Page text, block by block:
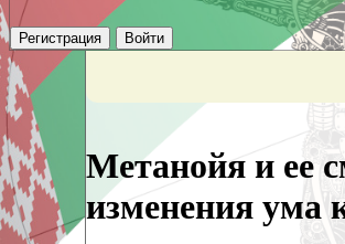
Регистрация Войти
Метанойя и ее
изменения ума